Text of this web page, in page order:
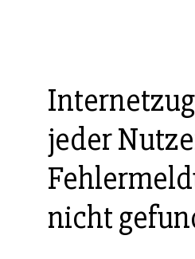
jeder
nicht